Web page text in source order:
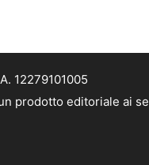
12279101005
prodotto editoriale ai